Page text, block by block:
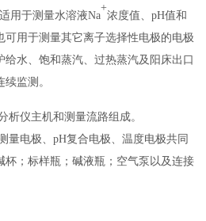
用于测量水溶液Na
+
浓度值、pH值和
可用于测量其它离子选择性电极的电极
水、饱和蒸汽、过热蒸汽及阳床出口
监测。
析仪主机和测量流路组成。
量电极、pH复合电极、温度电极共同
杯；标样瓶；碱液瓶；空气泵以及连接